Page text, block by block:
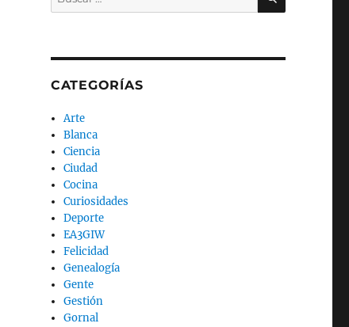
por:
CATEGORÍAS
Arte
Blanca
Ciencia
Ciudad
Cocina
Curiosidades
Deporte
EA3GIW
Felicidad
Genealogía
Gente
Gestión
Gornal